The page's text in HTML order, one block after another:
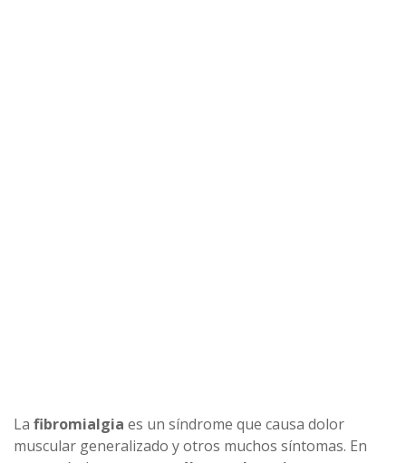
La fibromialgia es un síndrome que causa dolor
muscular generalizado y otros muchos síntomas. En